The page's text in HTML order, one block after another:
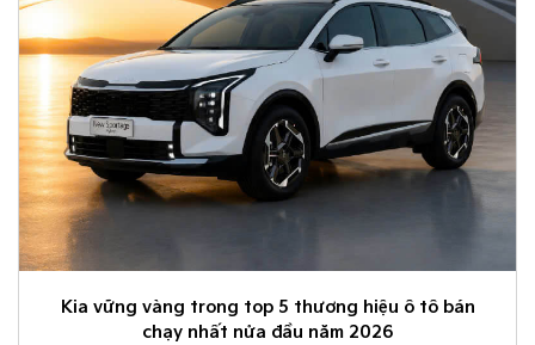
Kia vững vàng trong top 5 thương hiệu ô tô bán
chạy nhất nửa đầu năm 2026